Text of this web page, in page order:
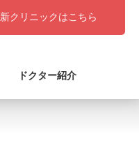
新クリニックはこちら
ドクター紹介